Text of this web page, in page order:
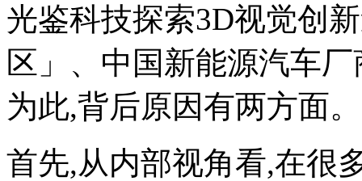
光鉴科技探索3D视觉创
区」、中国新能源汽车
为此,背后原因有两方面。
首先,从内部视角看,在很